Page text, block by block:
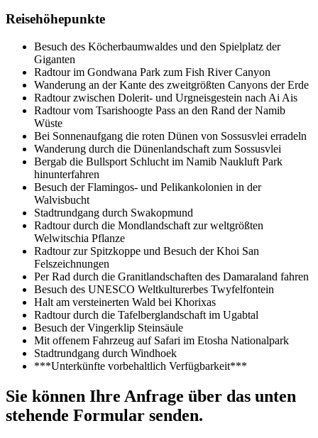
Reisehöhepunkte
Besuch des Köcherbaumwaldes und den Spielplatz der
Giganten
Radtour im Gondwana Park zum Fish River Canyon
Wanderung an der Kante des zweitgrößten Canyons der Erde
Radtour zwischen Dolerit- und Urgneisgestein nach Ai Ais
Radtour vom Tsarishoogte Pass an den Rand der Namib
Wüste
Bei Sonnenaufgang die roten Dünen von Sossusvlei erradeln
Wanderung durch die Dünenlandschaft zum Sossusvlei
Bergab die Bullsport Schlucht im Namib Naukluft Park
hinunterfahren
Besuch der Flamingos- und Pelikankolonien in der
Walvisbucht
Stadtrundgang durch Swakopmund
Radtour durch die Mondlandschaft zur weltgrößten
Welwitschia Pflanze
Radtour zur Spitzkoppe und Besuch der Khoi San
Felszeichnungen
Per Rad durch die Granitlandschaften des Damaraland fahren
Besuch des UNESCO Weltkulturerbes Twyfelfontein
Halt am versteinerten Wald bei Khorixas
Radtour durch die Tafelberglandschaft im Ugabtal
Besuch der Vingerklip Steinsäule
Mit offenem Fahrzeug auf Safari im Etosha Nationalpark
Stadtrundgang durch Windhoek
***Unterkünfte vorbehaltlich Verfügbarkeit***
Sie können Ihre Anfrage über das unten
stehende Formular senden.